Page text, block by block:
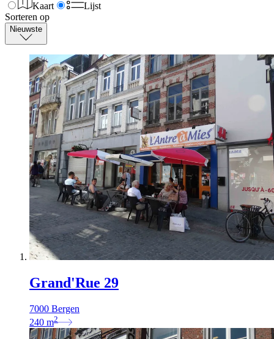
Kaart
Lijst
Sorteren op
Nieuwste
Grand'Rue 29
7000 Bergen
240 m2